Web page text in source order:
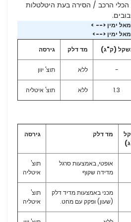
הכלי הרכב / הסירה בעת היטלטלות
ימין <-- >
ימין <-->
(ק"ג) מד דלק גירסה
- ללא תוצ' יוון
1.3 ללא תוצ' איטליה
מד דלק גירסה
אופטי, באמצעות סרגל
מדידה שקוף
תוצ'
איטליה
מכני באמצעות מדיד דלק
(שעון) ופקק עם מחט.
תוצ'
איטליה